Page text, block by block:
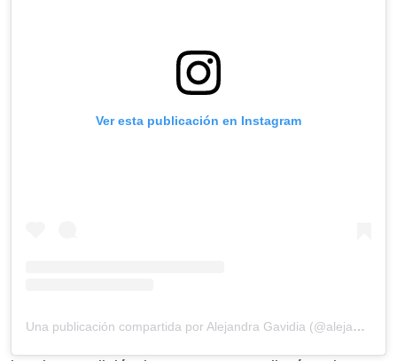
Ver esta publicación en Instagram
Una publicación compartida por Alejandra Gavidia (@alejandragavidiasv)